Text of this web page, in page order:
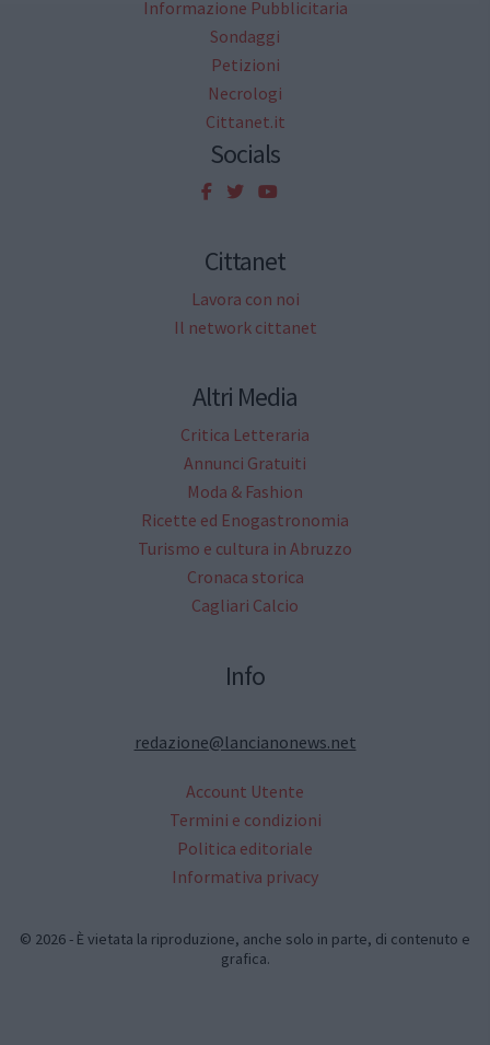
Informazione Pubblicitaria
Sondaggi
Petizioni
Necrologi
Cittanet.it
Socials
Cittanet
Lavora con noi
Il network cittanet
Altri Media
Critica Letteraria
Annunci Gratuiti
Moda & Fashion
Ricette ed Enogastronomia
Turismo e cultura in Abruzzo
Cronaca storica
Cagliari Calcio
Info
redazione@lancianonews.net
Account Utente
Termini e condizioni
Politica editoriale
Informativa privacy
© 2026 - È vietata la riproduzione, anche solo in parte, di contenuto e
grafica.